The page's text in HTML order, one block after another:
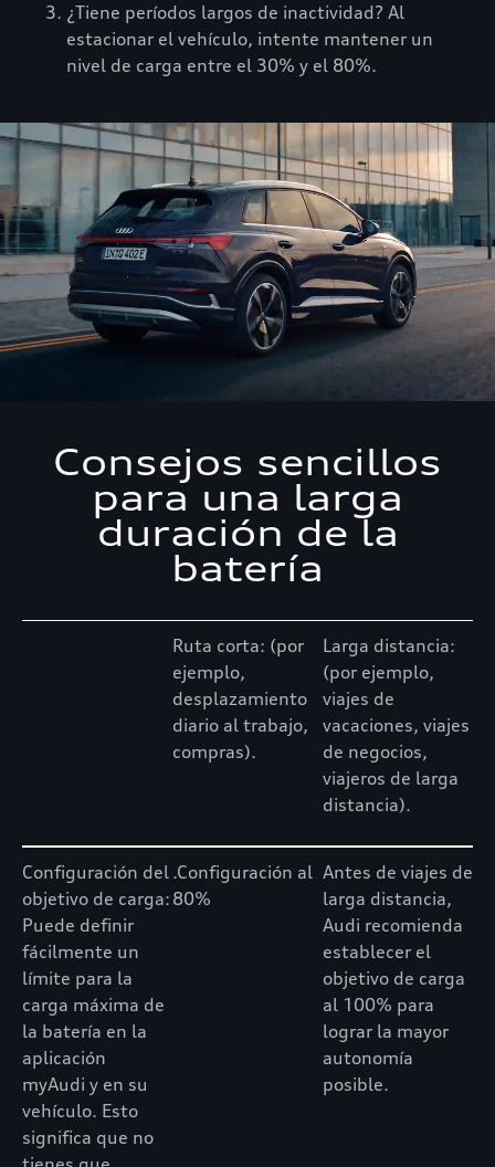
¿Tiene períodos largos de inactividad? Al
estacionar el vehículo, intente mantener un
nivel de carga entre el 30% y el 80%.
Consejos sencillos
para una larga
duración de la
batería
Ruta corta: (por
ejemplo,
desplazamiento
diario al trabajo,
compras).
Larga distancia:
(por ejemplo,
viajes de
vacaciones, viajes
de negocios,
viajeros de larga
distancia).
Configuración del
objetivo de carga:
Puede definir
fácilmente un
límite para la
carga máxima de
la batería en la
aplicación
myAudi y en su
vehículo. Esto
significa que no
.Configuración al
80%
Antes de viajes de
larga distancia,
Audi recomienda
establecer el
objetivo de carga
al 100% para
lograr la mayor
autonomía
posible.